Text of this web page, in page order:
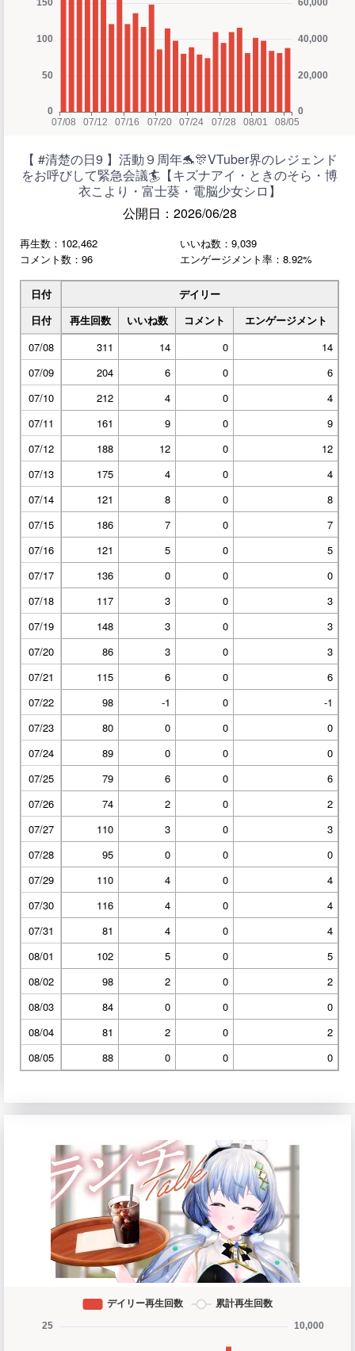
【 #清楚の日9 】活動９周年🐬🎊VTuber界のレジェンド
をお呼びして緊急会議🏄【キズナアイ・ときのそら・博
衣こより・富士葵・電脳少女シロ】
公開日：2026/06/28
再生数：102,462
いいね数：9,039
コメント数：96
エンゲージメント率：8.92%
日付
デイリー
日付
再生回数 いいね数 コメント
エンゲージメント
07/08
311 14 0
14
07/09
204 6 0
6
07/10
212 4 0
4
07/11
161 9 0
9
07/12
188 12 0
12
07/13
175 4 0
4
07/14
121 8 0
8
07/15
186 7 0
7
07/16
121 5 0
5
07/17
136 0 0
0
07/18
117 3 0
3
07/19
148 3 0
3
07/20
86 3 0
3
07/21
115 6 0
6
07/22
98 -1 0
-1
07/23
80 0 0
0
07/24
89 0 0
0
07/25
79 6 0
6
07/26
74 2 0
2
07/27
110 3 0
3
07/28
95 0 0
0
07/29
110 4 0
4
07/30
116 4 0
4
07/31
81 4 0
4
08/01
102 5 0
5
08/02
98 2 0
2
08/03
84 0 0
0
08/04
81 2 0
2
08/05
88 0 0 0